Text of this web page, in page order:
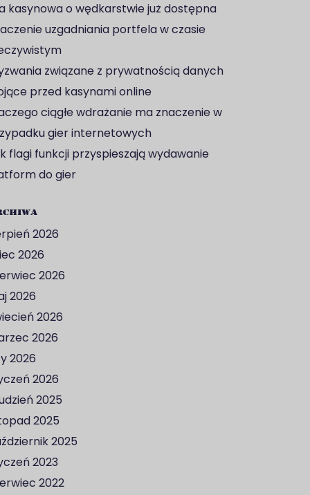
kasynowa o wędkarstwie już dostępna
uzgadniania portfela w czasie
związane z prywatnością danych
przed kasynami online
ciągłe wdrażanie ma znaczenie w
gier internetowych
flagi funkcji przyspieszają wydawanie
do gier
2026
2026
2026
2026
2026
2026
2026
2026
2025
2025
2025
2023
2022